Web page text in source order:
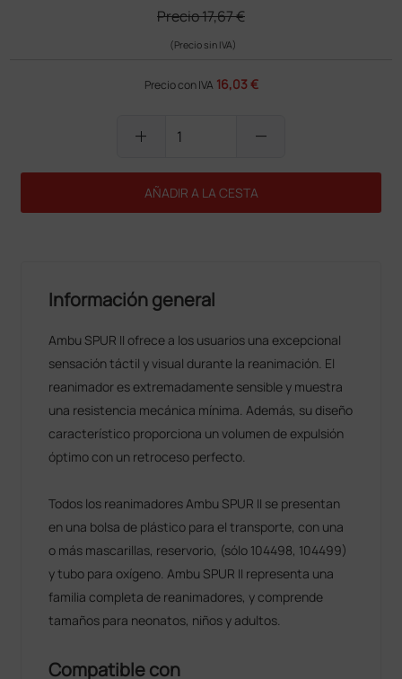
Precio17,67 €
(Precio sin IVA)
Precio con IVA 16,03 €
add remove
AÑADIR A LA CESTA
Información general
Ambu SPUR II ofrece a los usuarios una excepcional
sensación táctil y visual durante la reanimación. El
reanimador es extremadamente sensible y muestra
una resistencia mecánica mínima. Además, su diseño
característico proporciona un volumen de expulsión
óptimo con un retroceso perfecto.
Todos los reanimadores Ambu SPUR II se presentan
en una bolsa de plástico para el transporte, con una
o más mascarillas, reservorio, (sólo 104498, 104499)
y tubo para oxígeno. Ambu SPUR II representa una
familia completa de reanimadores, y comprende
tamaños para neonatos, niños y adultos.
Compatible con